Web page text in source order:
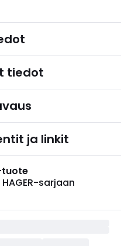
tiedot
ja linkit
tuote
sarjaan